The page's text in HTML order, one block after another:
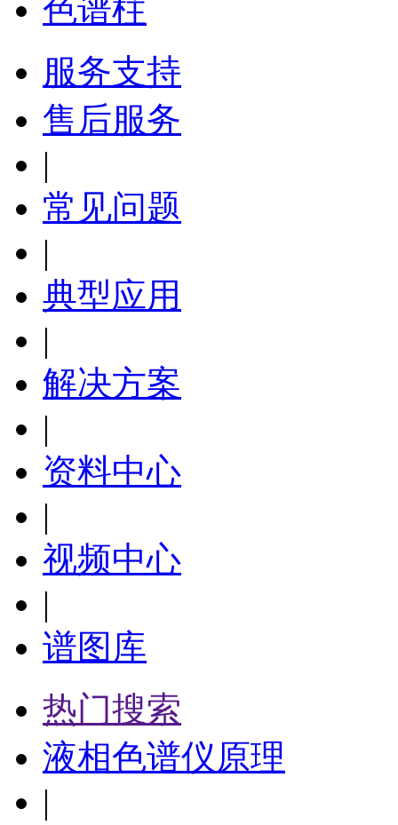
色谱柱
服务支持
售后服务
|
常见问题
|
典型应用
|
解决方案
|
资料中心
|
视频中心
|
谱图库
热门搜索
液相色谱仪原理
|